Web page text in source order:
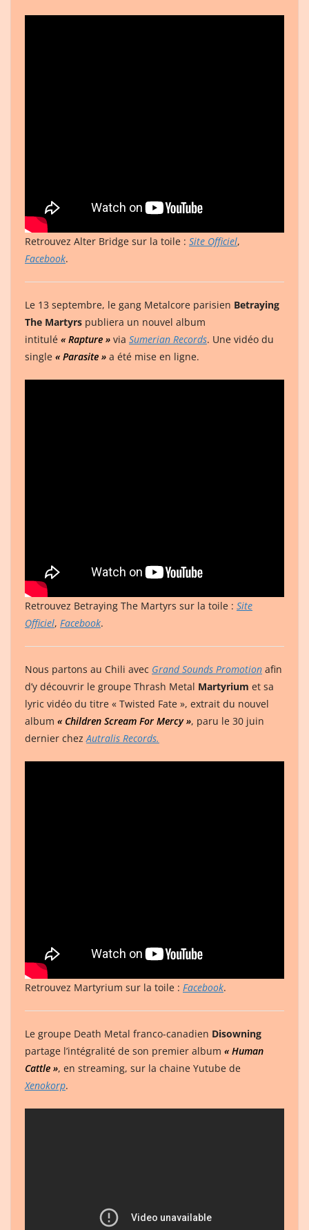
Retrouvez Alter Bridge sur la toile : Site Officiel,
Facebook.
Le 13 septembre, le gang Metalcore parisien Betraying
The Martyrs publiera un nouvel album
intitulé « Rapture » via Sumerian Records. Une vidéo du
single « Parasite » a été mise en ligne.
Retrouvez Betraying The Martyrs sur la toile : Site
Officiel, Facebook.
Nous partons au Chili avec Grand Sounds Promotion afin
d’y découvrir le groupe Thrash Metal Martyrium et sa
lyric vidéo du titre « Twisted Fate », extrait du nouvel
album « Children Scream For Mercy », paru le 30 juin
dernier chezAutralis Records.
Retrouvez Martyrium sur la toile : Facebook.
Le groupe Death Metal franco-canadien Disowning
partage l’intégralité de son premier album « Human
Cattle », en streaming, sur la chaine Yutube de
Xenokorp.